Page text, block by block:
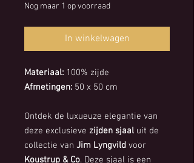
Nog maar 1 op voorraad
In winkelwagen
Materiaal: 100% zijde
Afmetingen: 50 x 50 cm
Ontdek de luxueuze elegantie van
deze exclusieve zijden sjaal uit de
collectie van Jim Lyngvild voor
Koustrup & Co. Deze sjaal is een